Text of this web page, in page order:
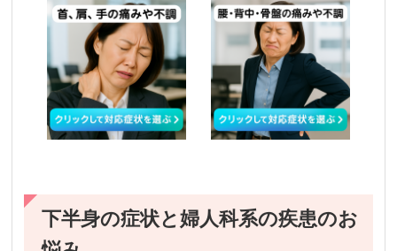
下半身の症状と婦人科系の疾患のお